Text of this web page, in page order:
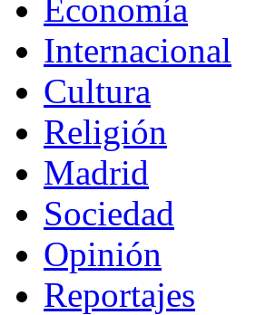
Economía
Internacional
Cultura
Religión
Madrid
Sociedad
Opinión
Reportajes